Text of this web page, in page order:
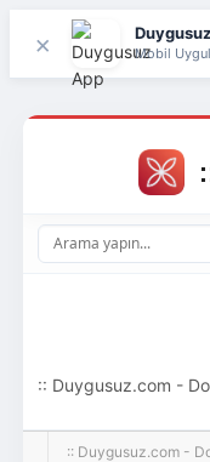
× Duygusuz
Mobil
:: Duygusuz.com -
hoş geldin
:: Duygusuz.com -